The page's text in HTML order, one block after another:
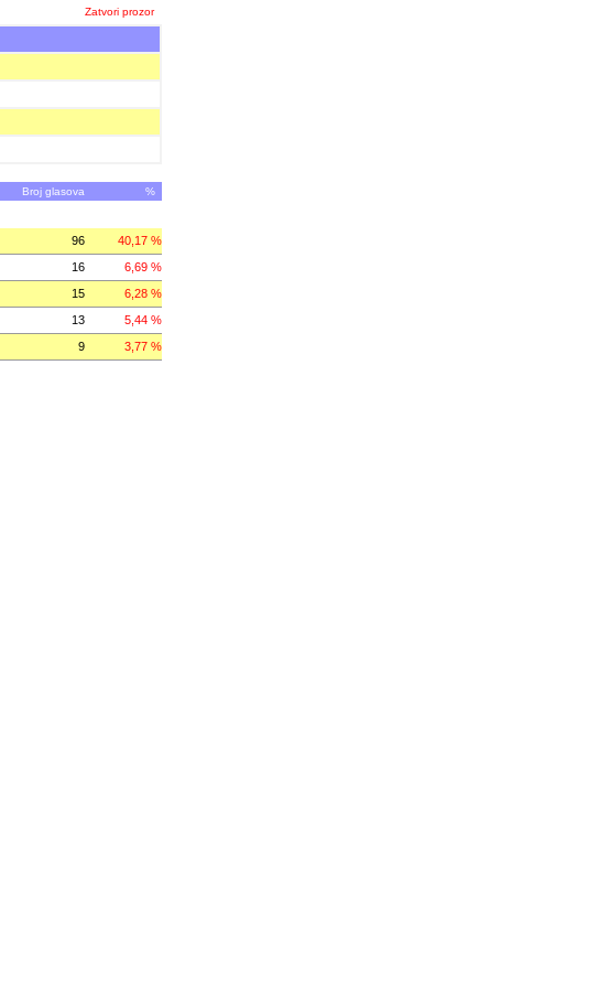
Zatvori prozor
Broj glasova %
96
40,17 %
16
6,69 %
15
6,28 %
13
5,44 %
9 3,77 %